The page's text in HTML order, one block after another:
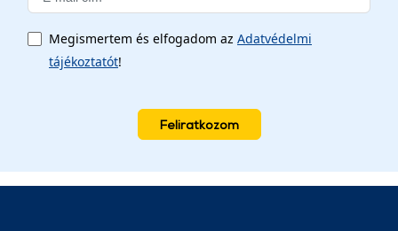
Megismertem és elfogadom az Adatvédelmi
tájékoztatót!
Feliratkozom